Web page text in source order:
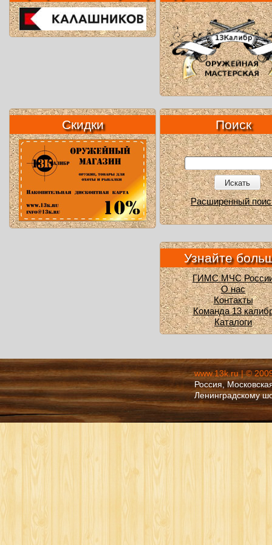
Скидки Поиск
Искать
Расширенный
Узнайте
ГИМС МЧС
О нас
Контакты
Команда 13
Каталоги
www.13k.ru | ©
Россия,
Ленинградскому